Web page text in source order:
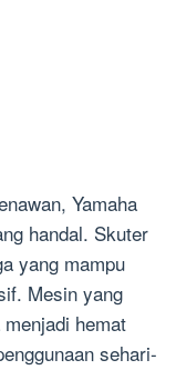
Yamaha
handal. Skuter
yang mampu
Mesin yang
hemat
sehari-